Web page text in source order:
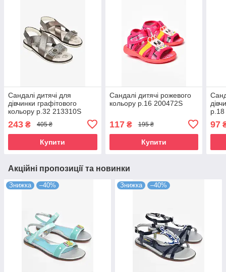
Сандалі дитячі для
дівчинки графітового
кольору р.32 213310S
243 ₴ 405 ₴
Купити
Сандалі дитячі рожевого
кольору р.16 200472S
117₴ 195 ₴
Купити
97
Акційні пропозиції та новинки
Знижка –40% Знижка –40%